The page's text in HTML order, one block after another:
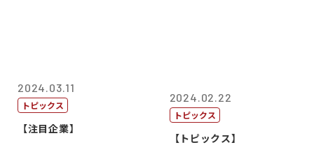
2024.03.11
トピックス
【注目企業】
2024.02.22
トピックス
【トピックス】